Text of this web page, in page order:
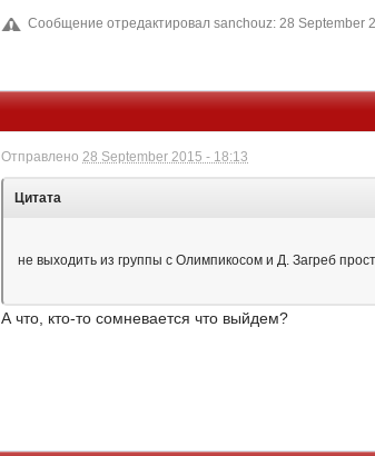
Сообщение отредактировал sanchouz: 28 September
Отправлено28 September 2015 - 18:13
Цитата
не выходить из группы с Олимпикосом и Д. Загреб
А что, кто-то сомневается что выйдем?